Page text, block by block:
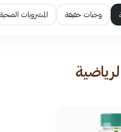
وجبات خفيفة المشروبات الصحية